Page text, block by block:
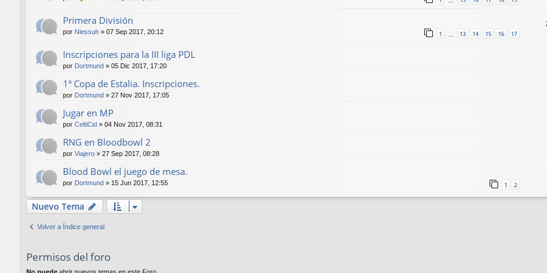
Primera División
por Niessuh » 07 Sep 2017, 20:12 1 13 14 15 16 17
Inscripciones para la III liga PDL
por Dortmund » 05 Dic 2017, 17:20
1ª Copa de Estalia. Inscripciones.
por Dortmund » 27 Nov 2017, 17:05
Jugar en MP
por CeltiCid » 04 Nov 2017, 08:31
RNG en Bloodbowl 2
por Viajero » 27 Sep 2017, 08:28
Blood Bowl el juego de mesa.
por Dortmund » 15 Jun 2017, 12:55 1 2
Nuevo Tema
Volver a Índice general
Permisos del foro